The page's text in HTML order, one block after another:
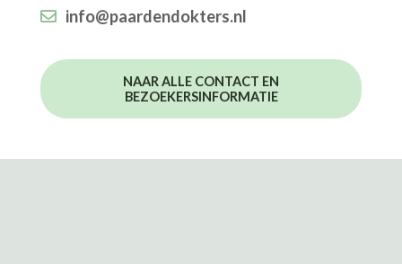
info@paardendokters.nl
NAAR ALLE CONTACT EN
BEZOEKERSINFORMATIE